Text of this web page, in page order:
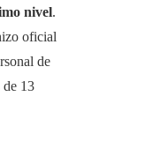
nivel.
oficial
de
de 13